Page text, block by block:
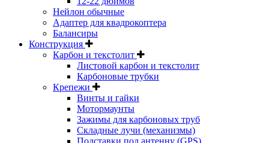
Нейлон обычные
Адаптер для квадрокоптера
Балансиры
Конструкция
Карбон и текстолит
Листовой карбон и текстолит
Карбоновые трубки
Крепежи
Винты и гайки
Мотормаунты
Зажимы для карбоновых труб
Складные лучи (механизмы)
Подставки под антенну (GPS)